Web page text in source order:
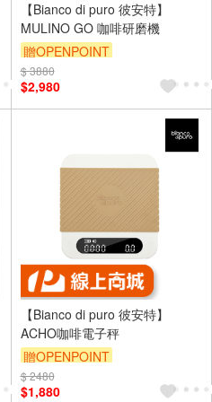
【Bianco di puro 彼安特】
MULINO GO 咖啡研磨機
贈OPENPOINT
$ 3880
$2,980
【Bianco di puro 彼安特】
ACHO咖啡電子秤
贈OPENPOINT
$ 2480
$1,880